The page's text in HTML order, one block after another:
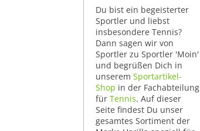
Du bist ein begeisterter
Sportler und liebst
insbesondere Tennis?
Dann sagen wir von
Sportler zu Sportler 'Moin'
und begrüßen Dich in
unserem Sportartikel-
Shop in der Fachabteilung
für Tennis. Auf dieser
Seite findest Du unser
gesamtes Sortiment der